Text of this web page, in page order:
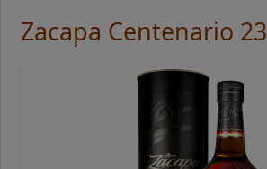
Zacapa Centenario 23